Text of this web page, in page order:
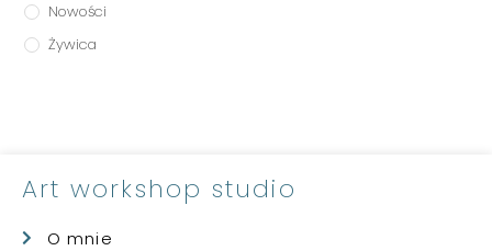
Nowości
Żywica
Art workshop studio
O mnie